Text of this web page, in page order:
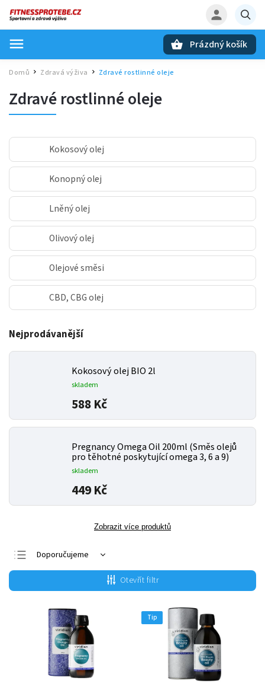
Prázdný košík
Domů / Zdravá výživa Zdravé rostlinné oleje
Zdravé rostlinné oleje
Kokosový olej
Konopný olej
Lněný olej
Olivový olej
Olejové směsi
CBD, CBG olej
Nejprodávanější
Kokosový olej BIO 2l
skladem
588 Kč
Pregnancy Omega Oil 200ml (Směs olejů
pro těhotné poskytující omega 3, 6 a 9)
skladem
449 Kč
Zobrazit více produktů
Doporučujeme
Nejlevnější
Nejdražší
Nejprodávanější
Abecedně
Otevřít filtr
Tip